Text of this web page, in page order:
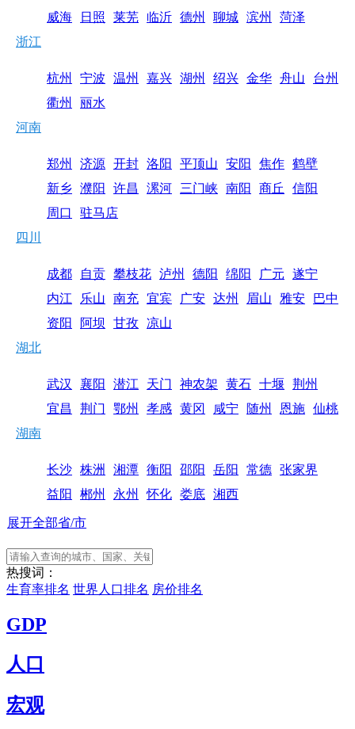
威海
日照 莱芜 临沂 德州 聊城 滨州
菏泽
浙江
杭州 宁波 温州 嘉兴 湖州 绍兴 金华 舟山
台州
衢州
丽水
河南
郑州 济源 开封 洛阳 平顶山 安阳 焦作 鹤壁
新乡 濮阳 许昌 漯河 三门峡 南阳 商丘
信阳
周口
驻马店
四川
成都 自贡 攀枝花 泸州 德阳 绵阳 广元
遂宁
内江
乐山 南充 宜宾 广安 达州 眉山 雅安
巴中
资阳
阿坝 甘孜 凉山
湖北
武汉 襄阳 潜江 天门 神农架 黄石 十堰 荆州
宜昌
荆门 鄂州 孝感 黄冈 咸宁 随州 恩施 仙桃
湖南
长沙 株洲 湘潭 衡阳 邵阳 岳阳 常德 张家界
益阳
郴州 永州 怀化 娄底 湘西
展开全部省/市
热搜词：
生育率排名 世界人口排名 房价排名
GDP
人口
宏观